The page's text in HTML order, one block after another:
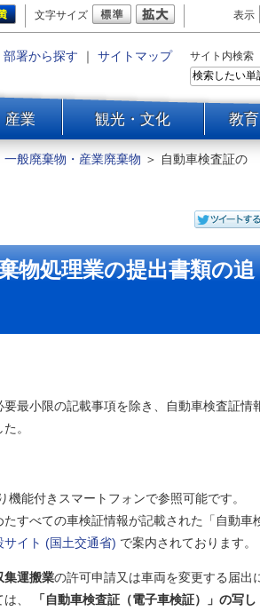
文字サイズ 表示
部署から探す ｜ サイトマップ サイト内検索
産業 観光・文化 教
一般廃棄物・産業廃棄物 ＞ 自動車検査証の
物処理業の提出書類の追
最小限の記載事項を除き、自動車検査証情
。
能付きスマートフォンで参照可能です。
すべての車検証情報が記載された「自動車
サイト (国土交通省) で案内されております。
集運搬業の許可申請又は車両を変更する届出
、
「自動車検査証（電子車検証）」の写し